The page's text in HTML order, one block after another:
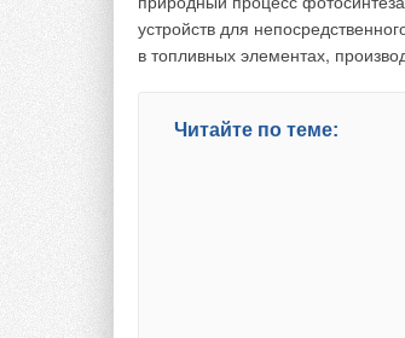
устройств для
в топливных элементах,
Читайте по теме:
Оплата
Практическая сторона
электроэнергии. Он